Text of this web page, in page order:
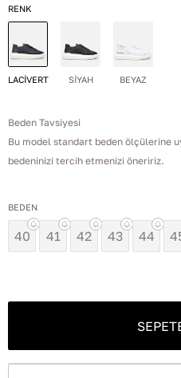
RENK
LACİVERT SİYAH BEYAZ
Beden Tavsiyesi
Bu model standart beden ölçülerine
bedeninizi tercih etmenizi öneririz.
BEDEN
40 41 42 43 44